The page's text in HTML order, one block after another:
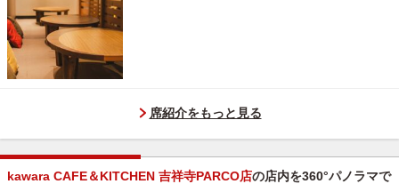
席紹介をもっと見る
kawara CAFE＆KITCHEN 吉祥寺PARCO店の店内を360°パノラマで